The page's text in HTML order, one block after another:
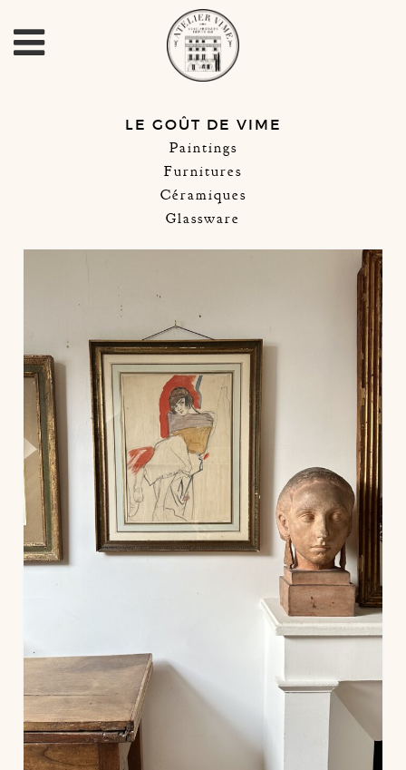
LE GOÛT DE VIME
Paintings
Furnitures
Céramiques
Glassware